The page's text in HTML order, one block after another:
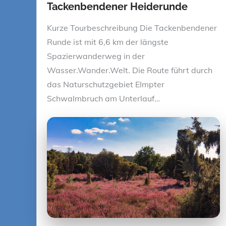
Tackenbendener Heiderunde
Kurze Tourbeschreibung Die Tackenbendener
Runde ist mit 6,6 km der längste
Spazierwanderweg in der
Wasser.Wander.Welt. Die Route führt durch
das Naturschutzgebiet Elmpter
Schwalmbruch am Unterlauf…